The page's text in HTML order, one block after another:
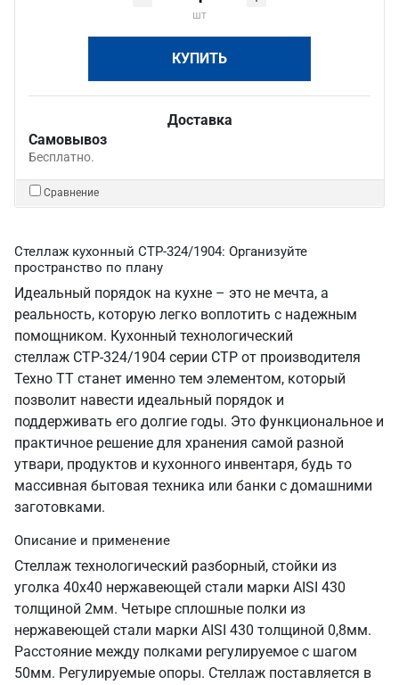
шт
КУПИТЬ
Доставка
Самовывоз
Бесплатно.
Сравнение
Стеллаж кухонный СТР-324/1904: Организуйте
пространство по плану
Идеальный порядок на кухне – это не мечта, а
реальность, которую легко воплотить с надежным
помощником. Кухонный технологический
стеллаж СТР-324/1904 серии СТР от производителя
Техно ТТ станет именно тем элементом, который
позволит навести идеальный порядок и
поддерживать его долгие годы. Это функциональное и
практичное решение для хранения самой разной
утвари, продуктов и кухонного инвентаря, будь то
массивная бытовая техника или банки с домашними
заготовками.
Описание и применение
Стеллаж технологический разборный, стойки из
уголка 40х40 нержавеющей стали марки AISI 430
толщиной 2мм. Четыре сплошные полки из
нержавеющей стали марки AISI 430 толщиной 0,8мм.
Расстояние между полками регулируемое с шагом
50мм. Регулируемые опоры. Стеллаж поставляется в